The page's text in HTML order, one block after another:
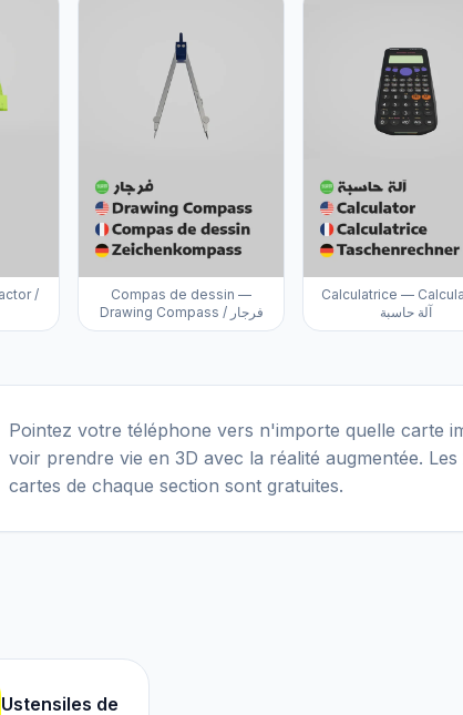
/
Compas de dessin —
Drawing Compass / فرجار
Calculatrice —
آلة حاسبة
Pointez votre téléphone vers n'importe quelle carte
voir prendre vie en 3D avec la réalité augmentée. Les
cartes de chaque section sont gratuites.
Ustensiles de